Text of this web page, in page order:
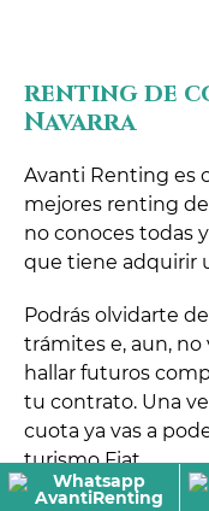
renting de
Navarra
Avanti Renting es
mejores renting de
no conoces todas
que tiene adquirir
Podrás olvidarte
trámites e, aun, no
hallar futuros
tu contrato. Una
cuota ya vas a
turismo Fiat.